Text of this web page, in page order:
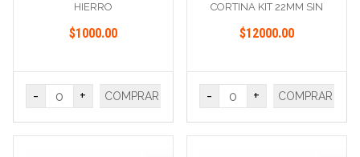
HIERRO
$1000.00
- + COMPRAR
CORTINA KIT 22MM SIN
$12000.00
- + COMPRAR